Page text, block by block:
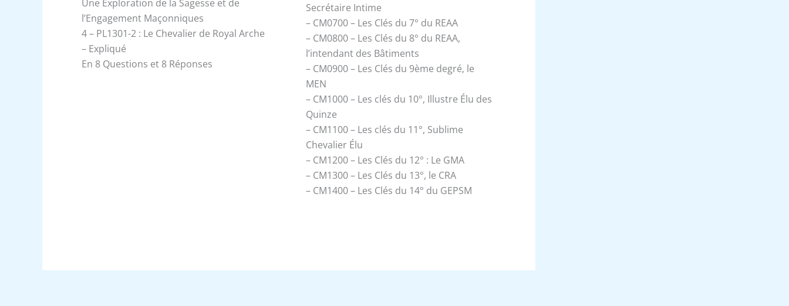
Une Exploration de la Sagesse et de
l’Engagement Maçonniques
4 – PL1301-2 : Le Chevalier de Royal Arche
– Expliqué
En 8 Questions et 8 Réponses
Secrétaire Intime
– CM0700 – Les Clés du 7° du REAA
– CM0800 – Les Clés du 8° du REAA,
l’intendant des Bâtiments
– CM0900 – Les Clés du 9ème degré, le
MEN
– CM1000 – Les clés du 10°, Illustre Élu des
Quinze
– CM1100 – Les clés du 11°, Sublime
Chevalier Élu
– CM1200 – Les Clés du 12° : Le GMA
– CM1300 – Les Clés du 13°, le CRA
– CM1400 – Les Clés du 14° du GEPSM